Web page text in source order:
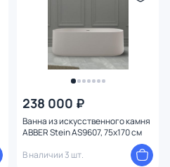
238 000 ₽
Ванна из искусственного камня
ABBER Stein AS9607, 75x170 см
В наличии 3 шт.